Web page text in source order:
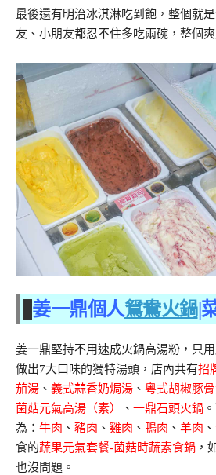
最後還有明治冰淇淋吃到飽，整個就
友、小朋友都忍不住多吃兩碗，整個爽
姜一鼎個人鴛鴦火鍋|
姜一鼎堅持不用速成火鍋高湯粉，只
做出7大口味的獨特湯頭，店內共有招
茄湯 、 義式蒜香奶焗湯 、 粵式胡椒豚
菌菇元氣高湯（素）
、 一鼎石頭火鍋
為： 牛肉 、 豬肉 、 雞肉 、 鴨肉 、 羊肉 、
食的蔬果元氣套餐-菌菇時蔬素食鍋 ，
也沒問題。